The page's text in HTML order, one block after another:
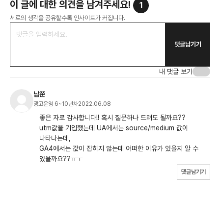
이 글에 대한 의견을 남겨주세요! 1
서로의 생각을 공유할수록 인사이트가 커집니다.
댓글남기기
내 댓글 보기
남쭌
광고운영 6~10년차2022.06.08
좋은 자료 감사합니다!! 혹시 질문하나 드려도 될까요??
utm값을 기입했는데 UA에서는 source/medium 값이
나타나는데,
GA4에서는 값이 잡히지 않는데 어떠한 이유가 있을지 알 수
있을까요??ㅠㅜ
댓글남기기